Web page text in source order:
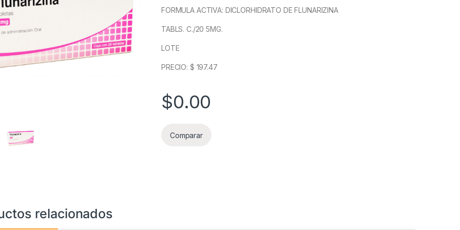
FORMULA ACTIVA: DICLORHIDRATO DE FLUNARIZINA
TABLS. C./20 5MG.
LOTE
PRECIO: $ 197.47
$0.00
Comparar
relacionados